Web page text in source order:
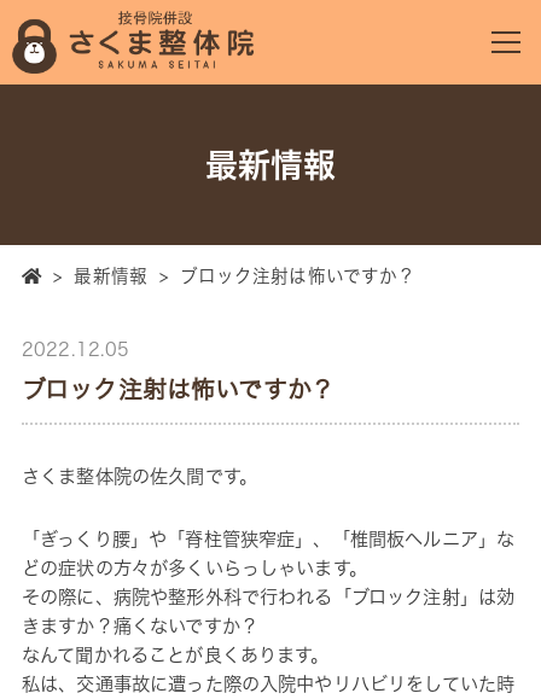
最新情報
> 最新情報 > ブロック注射は怖いですか？
2022.12.05
ブロック注射は怖いですか？
さくま整体院の佐久間です。
「ぎっくり腰」や「脊柱管狭窄症」、「椎間板ヘルニア」な
どの症状の方々が多くいらっしゃいます。
その際に、病院や整形外科で行われる「ブロック注射」は効
きますか？痛くないですか？
なんて聞かれることが良くあります。
私は、交通事故に遭った際の入院中やリハビリをしていた時